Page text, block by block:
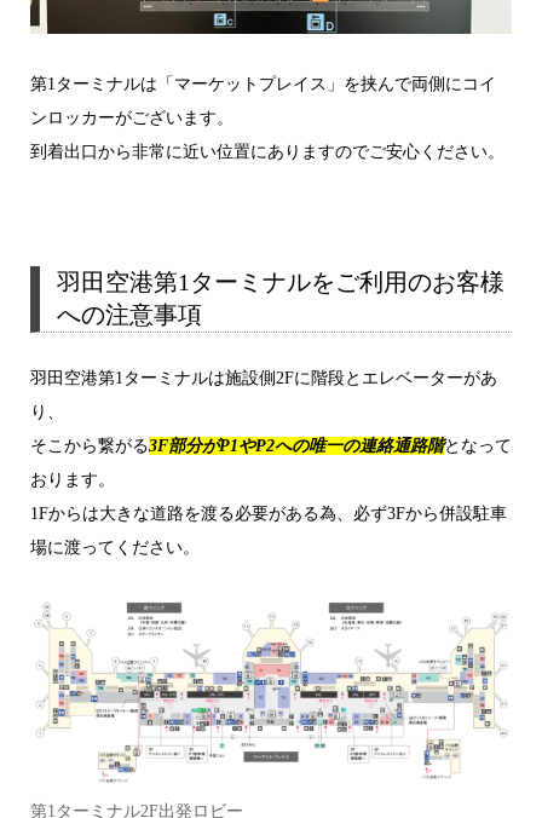
第1ターミナルは「マーケットプレイス」を挟んで両側にコイ
ンロッカーがございます。
到着出口から非常に近い位置にありますのでご安心ください。
羽田空港第1ターミナルをご利用のお客様
への注意事項
羽田空港第1ターミナルは施設側2Fに階段とエレベーターがあ
り、
そこから繋がる3F部分がP1やP2への唯一の連絡通路階となって
おります。
1Fからは大きな道路を渡る必要がある為、必ず3Fから併設駐車
場に渡ってください。
第1ターミナル2F出発ロビー